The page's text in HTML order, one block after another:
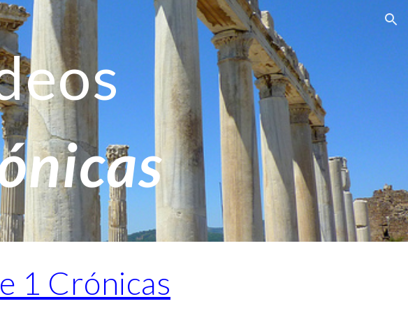
Skip to navigation
1 Crónicas